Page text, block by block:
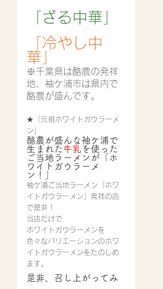
「ざる中華」
「冷やし中
華」
※千葉県は酪農の発祥
地、袖ケ浦市は県内で
酪農が盛んです。
★「元祖ホワイトガウラーメ
ン」
酪農が盛んな袖ケ浦で
生まれた牛乳 を使った
ご当地ラーメンが「ホ
ワイトガウラーメ
ン！」
袖ケ浦ご当地ラーメン「ホワ
イトガウラーメン」発祥の店
で是非！
当店だけで
ホワイトガウラーメンを
色々なバリエーションのホワ
イトガウラーメンをたのしめ
ます。
是非、召し上がってみ